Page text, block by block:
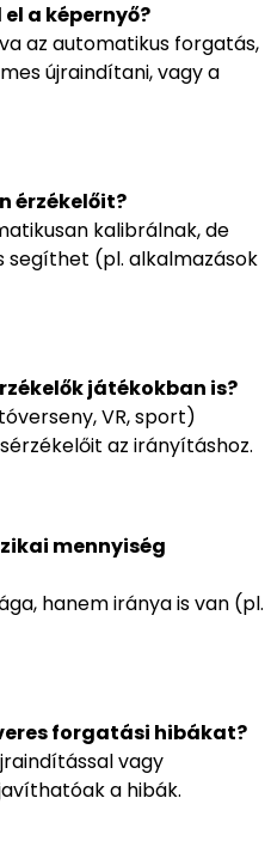
a képernyő?
az automatikus forgatás,
újraindítani, vagy a
érzékelőit?
kalibrálnak, de
segíthet (pl. alkalmazások
játékokban is?
VR, sport)
az irányításhoz.
mennyiség
hanem iránya is van (pl.
forgatási hibákat?
vagy
a hibák.